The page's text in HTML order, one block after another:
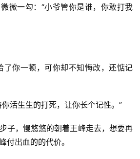
微一勾：“小爷管你是谁，你敢打我
了你一顿，可你却不知悔改，还惦记
活生生的打死，让你长个记性。”
子，慢悠悠的朝着王峰走去，想要再
付出血的的代价。